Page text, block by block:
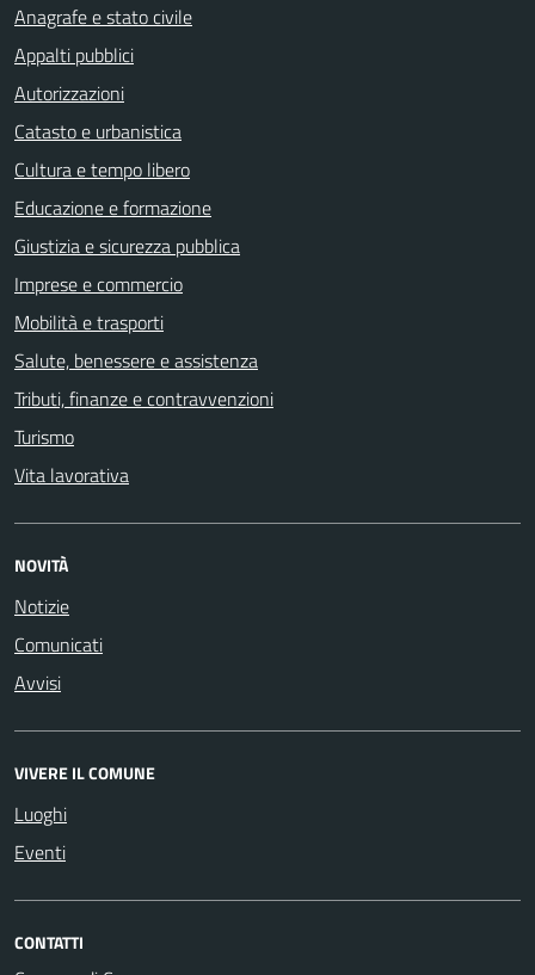
Anagrafe e stato civile
Appalti pubblici
Autorizzazioni
Catasto e urbanistica
Cultura e tempo libero
Educazione e formazione
Giustizia e sicurezza pubblica
Imprese e commercio
Mobilità e trasporti
Salute, benessere e assistenza
Tributi, finanze e contravvenzioni
Turismo
Vita lavorativa
NOVITÀ
Notizie
Comunicati
Avvisi
VIVERE IL COMUNE
Luoghi
Eventi
CONTATTI